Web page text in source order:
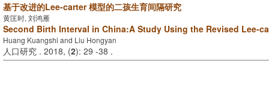
基于改进的Lee-carter模型的二孩生育间隔研究
黄匡时, 刘鸿雁
Second Birth Interval in China:A Study Using the Revised Lee-
Huang Kuangshi and Liu Hongyan
人口研究 . 2018, (2): 29 -38 .